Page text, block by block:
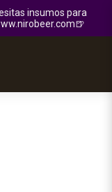
insumos para